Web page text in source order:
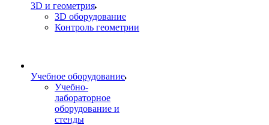
3D и геометрия
3D оборудование
Контроль геометрии
Учебное оборудование
Учебно-
лабораторное
оборудование и
стенды